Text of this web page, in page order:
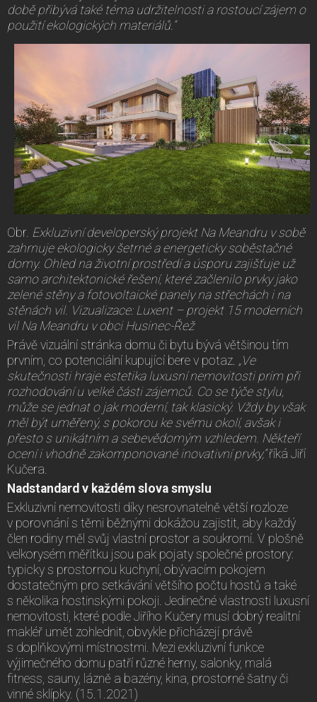
době přibývá také téma udržitelnosti a rostoucí zájem o
použití ekologických materiálů.“
Obr. Exkluzivní developerský projekt Na Meandru v sobě
zahrnuje ekologicky šetrné a energeticky soběstačné
domy. Ohled na životní prostředí a úsporu zajišťuje už
samo architektonické řešení, které začlenilo prvky jako
zelené stěny a fotovoltaické panely na střechách i na
stěnách vil. Vizualizace: Luxent – projekt 15 moderních
vil Na Meandru v obci Husinec-Řež
Právě vizuální stránka domu či bytu bývá většinou tím
prvním, co potenciální kupující bere v potaz. „Ve
skutečnosti hraje estetika luxusní nemovitosti prim při
rozhodování u velké části zájemců. Co se týče stylu,
může se jednat o jak moderní, tak klasický. Vždy by však
měl být uměřený, s pokorou ke svému okolí, avšak i
přesto s unikátním a sebevědomým vzhledem. Někteří
ocení i vhodně zakomponované inovativní prvky,“říká Jiří
Kučera.
Nadstandard v každém slova smyslu
Exkluzivní nemovitosti díky nesrovnatelně větší rozloze
v porovnání s těmi běžnými dokážou zajistit, aby každý
člen rodiny měl svůj vlastní prostor a soukromí. V plošně
velkorysém měřítku jsou pak pojaty společné prostory:
typicky s prostornou kuchyní, obývacím pokojem
dostatečným pro setkávání většího počtu hostů a také
s několika hostinskými pokoji. Jedinečné vlastnosti luxusní
nemovitosti, které podle Jiřího Kučery musí dobrý realitní
makléř umět zohlednit, obvykle přicházejí právě
s doplňkovými místnostmi. Mezi exkluzivní funkce
výjimečného domu patří různé herny, salonky, malá
fitness, sauny, lázně a bazény, kina, prostorné šatny či
vinné sklípky. (15.1.2021)